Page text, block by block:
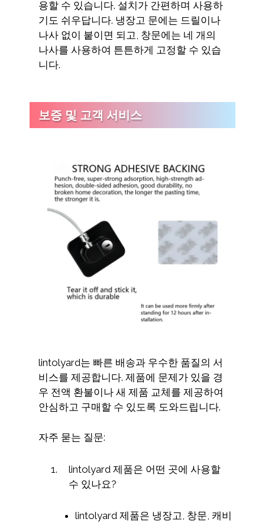
용할 수 있습니다. 설치가 간편하며 사용하
기도 쉬우답니다. 냉장고 문에는 드릴이나
나사 없이 붙이면 되고, 창문에는 네 개의
나사를 사용하여 튼튼하게 고정할 수 있습
니다.
보증 및 고객 서비스
lintolyard는 빠른 배송과 우수한 품질의 서
비스를 제공합니다. 제품에 문제가 있을 경
우 전액 환불이나 새 제품 교체를 제공하여
안심하고 구매할 수 있도록 도와드립니다.
자주 묻는 질문:
lintolyard 제품은 어떤 곳에 사용할
수 있나요?
lintolyard 제품은 냉장고, 창문, 캐비